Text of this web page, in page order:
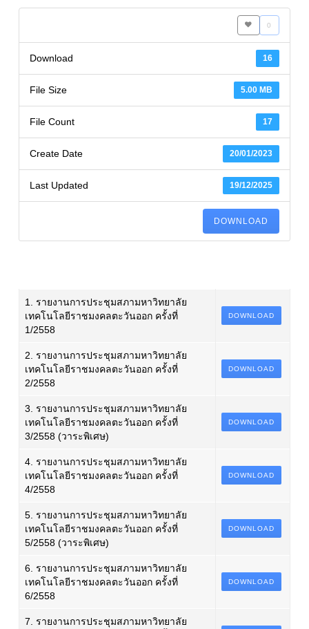
0
16
Download
5.00 MB
File Size
17
File Count
20/01/2023
Create Date
19/12/2025
Last Updated
DOWNLOAD
1. รายงานการประชุมสภามหาวิทยาลัย
เทคโนโลยีราชมงคลตะวันออก ครั้งที่
1/2558
DOWNLOAD
2. รายงานการประชุมสภามหาวิทยาลัย
เทคโนโลยีราชมงคลตะวันออก ครั้งที่
2/2558
DOWNLOAD
3. รายงานการประชุมสภามหาวิทยาลัย
เทคโนโลยีราชมงคลตะวันออก ครั้งที่
3/2558 (วาระพิเศษ)
DOWNLOAD
4. รายงานการประชุมสภามหาวิทยาลัย
เทคโนโลยีราชมงคลตะวันออก ครั้งที่
4/2558
DOWNLOAD
5. รายงานการประชุมสภามหาวิทยาลัย
เทคโนโลยีราชมงคลตะวันออก ครั้งที่
5/2558 (วาระพิเศษ)
DOWNLOAD
6. รายงานการประชุมสภามหาวิทยาลัย
เทคโนโลยีราชมงคลตะวันออก ครั้งที่
6/2558
DOWNLOAD
7. รายงานการประชุมสภามหาวิทยาลัย